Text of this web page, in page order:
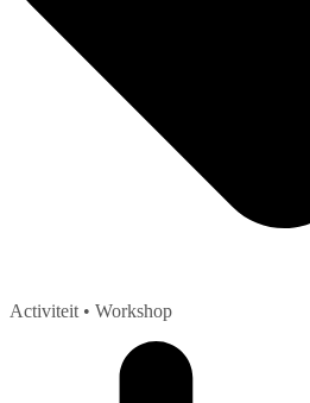
Activiteit • Workshop